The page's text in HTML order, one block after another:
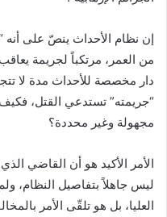
من العمر، مرتكباً لجريمة
دار مخصصة للأحداث مدة لا
“جريمته” تستدعي القتل، فكيف
مجهولة وغير محددة؟
الأمر الأكيد هو أن القاضي
ليس جاهلاً بتفاصيل النظام،
العليا، بل هو تلقّى الأمر